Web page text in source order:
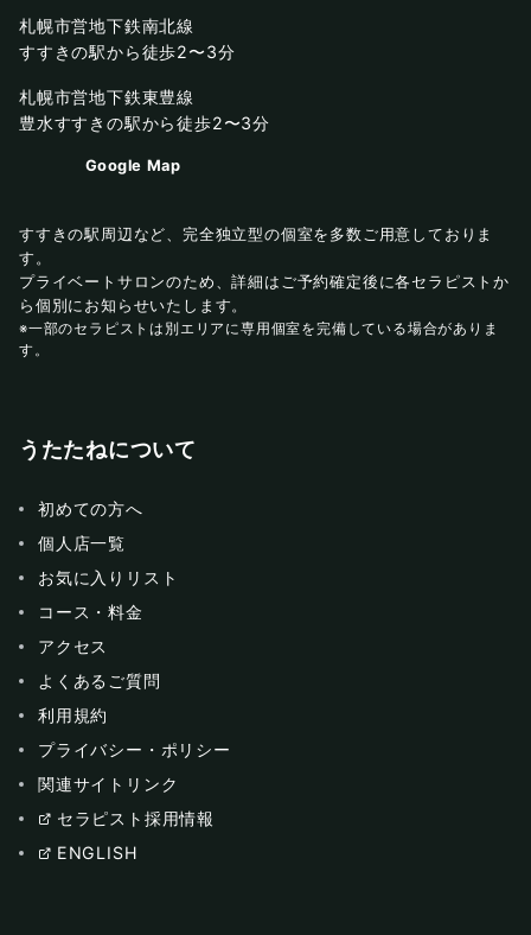
札幌市営地下鉄南北線
すすきの駅から徒歩2〜3分
札幌市営地下鉄東豊線
豊水すすきの駅から徒歩2〜3分
Google Map
すすきの駅周辺など、完全独立型の個室を多数ご用意しておりま
す。
プライベートサロンのため、詳細はご予約確定後に各セラピストか
ら個別にお知らせいたします。
※一部のセラピストは別エリアに専用個室を完備している場合がありま
す。
うたたねについて
初めての方へ
個人店一覧
お気に入りリスト
コース・料金
アクセス
よくあるご質問
利用規約
プライバシー・ポリシー
関連サイトリンク
セラピスト採用情報
ENGLISH